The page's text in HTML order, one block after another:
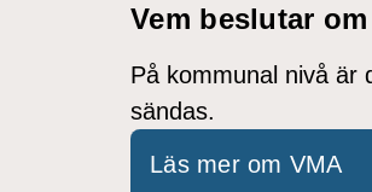
Vem beslutar
På kommunal nivå är
sändas.
Läs mer om VMA